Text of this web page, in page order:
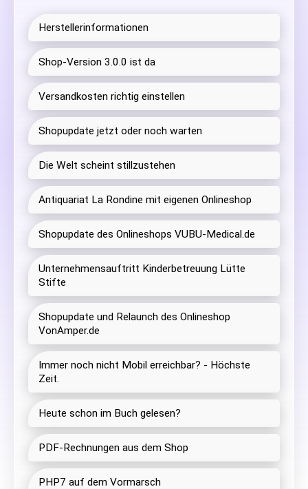
Herstellerinformationen
Shop-Version 3.0.0 ist da
Versandkosten richtig einstellen
Shopupdate jetzt oder noch warten
Die Welt scheint stillzustehen
Antiquariat La Rondine mit eigenen Onlineshop
Shopupdate des Onlineshops VUBU-Medical.de
Unternehmensauftritt Kinderbetreuung Lütte
Stifte
Shopupdate und Relaunch des Onlineshop
VonAmper.de
Immer noch nicht Mobil erreichbar? - Höchste
Zeit.
Heute schon im Buch gelesen?
PDF-Rechnungen aus dem Shop
PHP7 auf dem Vormarsch